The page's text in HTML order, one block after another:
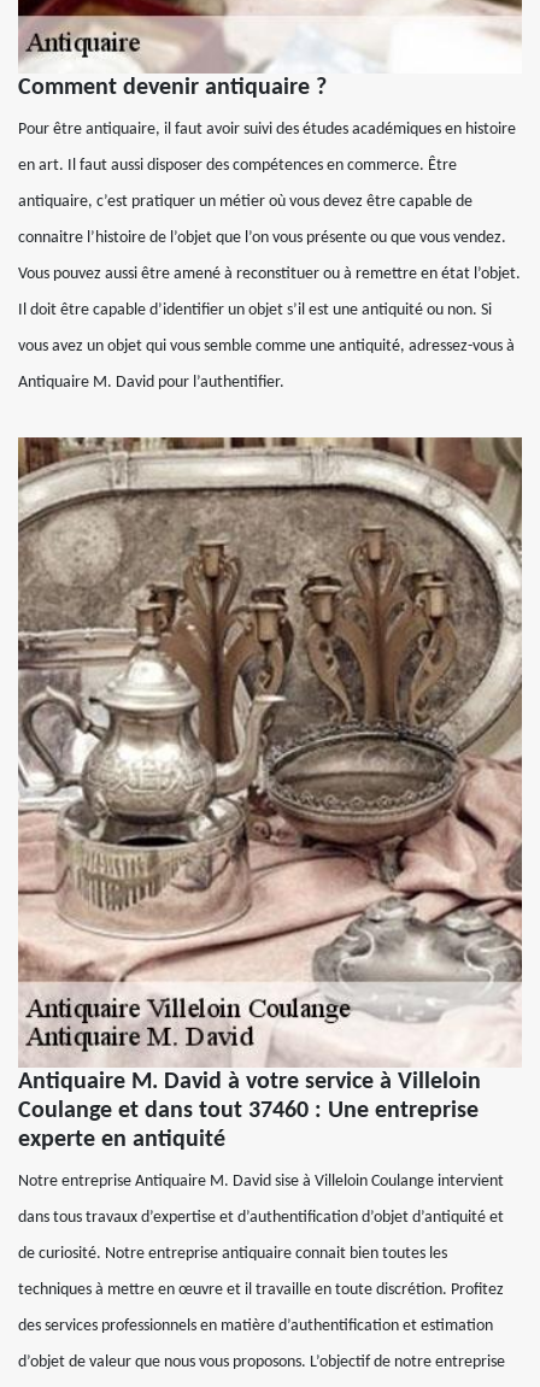
Comment devenir antiquaire ?
Pour être antiquaire, il faut avoir suivi des études académiques en histoire
en art. Il faut aussi disposer des compétences en commerce. Être
antiquaire, c’est pratiquer un métier où vous devez être capable de
connaitre l’histoire de l’objet que l’on vous présente ou que vous vendez.
Vous pouvez aussi être amené à reconstituer ou à remettre en état l’objet.
Il doit être capable d’identifier un objet s’il est une antiquité ou non. Si
vous avez un objet qui vous semble comme une antiquité, adressez-vous à
Antiquaire M. David pour l’authentifier.
Antiquaire M. David à votre service à Villeloin
Coulange et dans tout 37460 : Une entreprise
experte en antiquité
Notre entreprise Antiquaire M. David sise à Villeloin Coulange intervient
dans tous travaux d’expertise et d’authentification d’objet d’antiquité et
de curiosité. Notre entreprise antiquaire connait bien toutes les
techniques à mettre en œuvre et il travaille en toute discrétion. Profitez
des services professionnels en matière d’authentification et estimation
d’objet de valeur que nous vous proposons. L’objectif de notre entreprise